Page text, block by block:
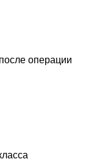
операции